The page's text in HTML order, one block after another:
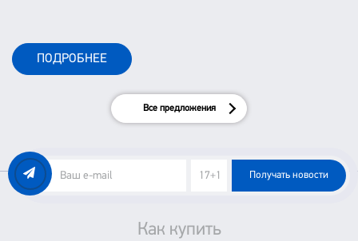
ПОДРОБНЕЕ
Все предложения
Получать новости
Как купить